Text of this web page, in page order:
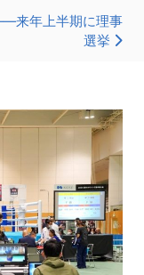
来年上半期に理事
選挙